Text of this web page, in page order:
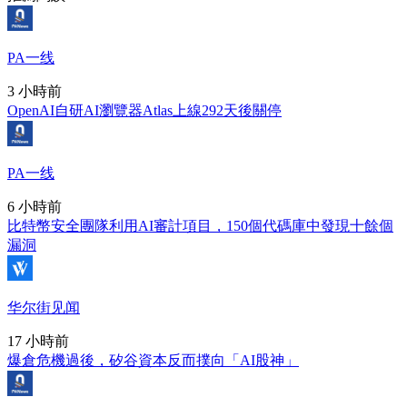
PA一线
3 小時前
OpenAI自研AI瀏覽器Atlas上線292天後關停
PA一线
6 小時前
比特幣安全團隊利用AI審計項目，150個代碼庫中發現十餘個
漏洞
华尔街见闻
17 小時前
爆倉危機過後，矽谷資本反而撲向「AI股神」